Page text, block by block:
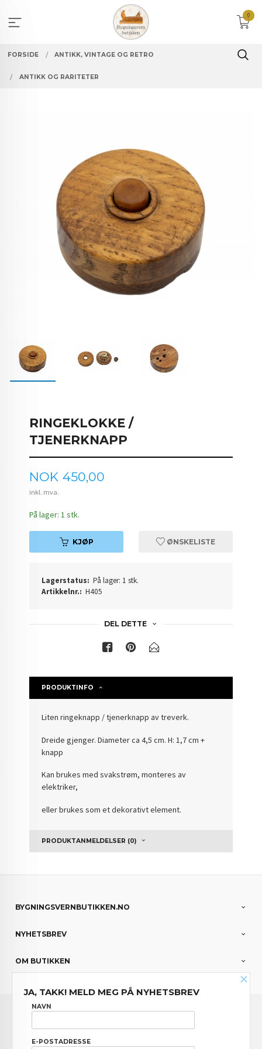
innholdet
0
FORSIDE ANTIKK, VINTAGE OG RETRO
ANTIKK OG RARITETER
RINGEKLOKKE /
TJENERKNAPP
Pris
NOK 450,00
inkl. mva.
På lager: 1 stk.
KJØP ØNSKELISTE
Lagerstatus: På lager: 1 stk.
Artikkelnr.: H405
DEL DETTE
PRODUKTINFO
Liten ringeknapp / tjenerknapp av treverk.
Dreide gjenger. Diameter ca 4,5 cm. H: 1,7 cm +
knapp
Kan brukes med svakstrøm, monteres av
elektriker,
eller brukes som et dekorativt element.
PRODUKTANMELDELSER (0)
BYGNINGSVERNBUTIKKEN.NO
NYHETSBREV
OM BUTIKKEN
FRAKT
NYHETSBREV
×
JA, TAKK! MELD MEG PÅ NYHETSBREV
NAVN
E-POSTADRESSE